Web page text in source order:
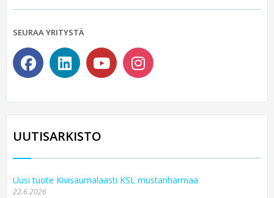
SEURAA YRITYSTÄ
UUTISARKISTO
Uusi tuote Kivisaumalaasti KSL mustanharmaa
22.6.2026